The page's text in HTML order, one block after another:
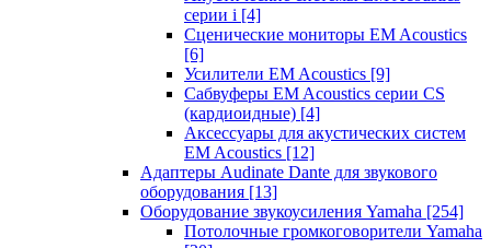
серии i [4]
Сценические мониторы EM Acoustics
[6]
Усилители EM Acoustics [9]
Сабвуферы EM Acoustics серии CS
(кардиоидные) [4]
Аксессуары для акустических систем
EM Acoustics [12]
Адаптеры Audinate Dante для звукового
оборудования [13]
Оборудование звукоусиления Yamaha [254]
Потолочные громкоговорители Yamaha